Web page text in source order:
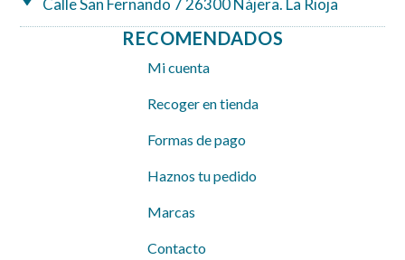
Calle San Fernando 7 26300 Nájera. La Rioja
RECOMENDADOS
Mi cuenta
Recoger en tienda
Formas de pago
Haznos tu pedido
Marcas
Contacto